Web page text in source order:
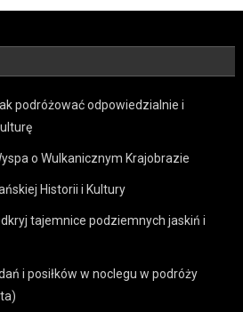
podróżować odpowiedzialnie i
o Wulkanicznym Krajobrazie
Historii i Kultury
tajemnice podziemnych jaskiń i
i posiłków w noclegu w podróży